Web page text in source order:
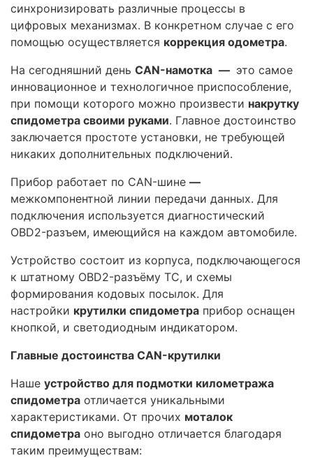
синхронизировать различные процессы в
цифровых механизмах. В конкретном случае с его
помощью осуществляется коррекция одометра.
На сегодняшний день CAN-намотка — это самое
инновационное и технологичное приспособление,
при помощи которого можно произвести накрутку
спидометра своими руками. Главное достоинство
заключается простоте установки, не требующей
никаких дополнительных подключений.
Прибор работает по CAN-шине —
межкомпонентной линии передачи данных. Для
подключения используется диагностический
OBD2-разъем, имеющийся на каждом автомобиле.
Устройство состоит из корпуса, подключающегося
к штатному OBD2-разъёму ТС, и схемы
формирования кодовых посылок. Для
настройки крутилки спидометра прибор оснащен
кнопкой, и светодиодным индикатором.
Главные достоинства CAN-крутилки
Наше устройство для подмотки километража
спидометра отличается уникальными
характеристиками. От прочих моталок
спидометра оно выгодно отличается благодаря
таким преимуществам: